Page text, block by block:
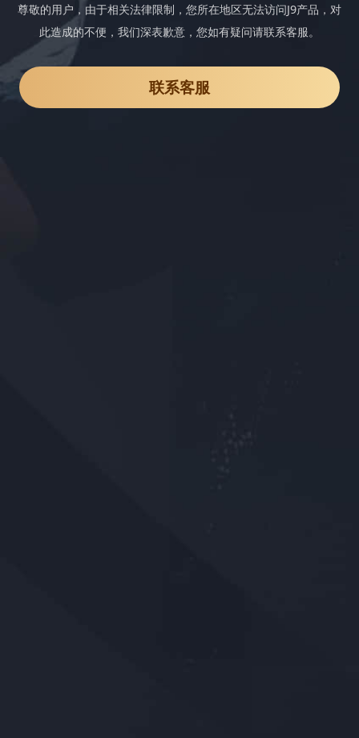
尊敬的用户，由于相关法律限制，您所在地区无法访问J9产品，对
此造成的不便，我们深表歉意，您如有疑问请联系客服。
联系客服